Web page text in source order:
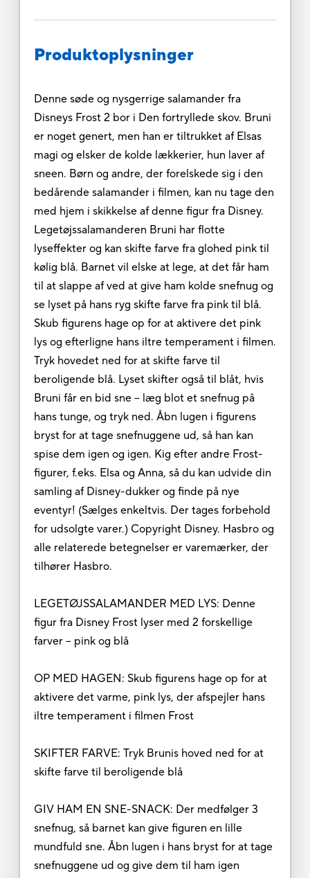
Produktoplysninger
Denne søde og nysgerrige salamander fra
Disneys Frost 2 bor i Den fortryllede skov. Bruni
er noget genert, men han er tiltrukket af Elsas
magi og elsker de kolde lækkerier, hun laver af
sneen. Børn og andre, der forelskede sig i den
bedårende salamander i filmen, kan nu tage den
med hjem i skikkelse af denne figur fra Disney.
Legetøjssalamanderen Bruni har flotte
lyseffekter og kan skifte farve fra glohed pink til
kølig blå. Barnet vil elske at lege, at det får ham
til at slappe af ved at give ham kolde snefnug og
se lyset på hans ryg skifte farve fra pink til blå.
Skub figurens hage op for at aktivere det pink
lys og efterligne hans iltre temperament i filmen.
Tryk hovedet ned for at skifte farve til
beroligende blå. Lyset skifter også til blåt, hvis
Bruni får en bid sne – læg blot et snefnug på
hans tunge, og tryk ned. Åbn lugen i figurens
bryst for at tage snefnuggene ud, så han kan
spise dem igen og igen. Kig efter andre Frost-
figurer, f.eks. Elsa og Anna, så du kan udvide din
samling af Disney-dukker og finde på nye
eventyr! (Sælges enkeltvis. Der tages forbehold
for udsolgte varer.) Copyright Disney. Hasbro og
alle relaterede betegnelser er varemærker, der
tilhører Hasbro.
LEGETØJSSALAMANDER MED LYS: Denne
figur fra Disney Frost lyser med 2 forskellige
farver – pink og blå
OP MED HAGEN: Skub figurens hage op for at
aktivere det varme, pink lys, der afspejler hans
iltre temperament i filmen Frost
SKIFTER FARVE: Tryk Brunis hoved ned for at
skifte farve til beroligende blå
GIV HAM EN SNE-SNACK: Der medfølger 3
snefnug, så barnet kan give figuren en lille
mundfuld sne. Åbn lugen i hans bryst for at tage
snefnuggene ud og give dem til ham igen